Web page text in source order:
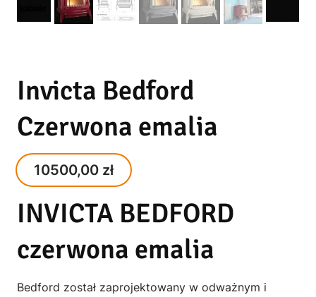
Invicta Bedford
Czerwona emalia
10500,00 zł
INVICTA BEDFORD
czerwona emalia
Bedford został zaprojektowany w odważnym i